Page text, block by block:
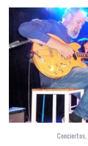
Conciertos,